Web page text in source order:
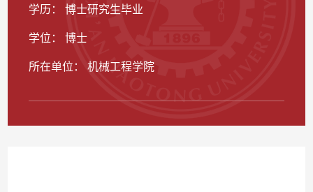
学历： 博士研究生毕业
学位： 博士
所在单位： 机械工程学院